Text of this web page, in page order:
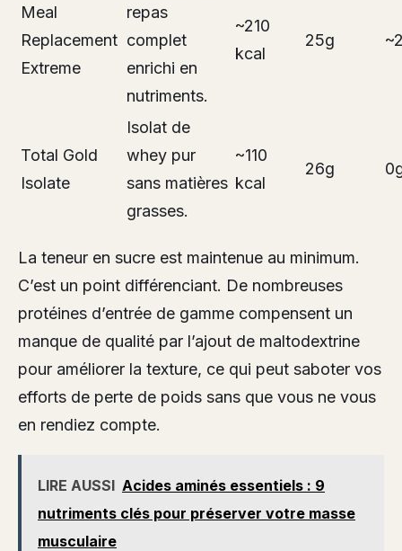
Meal
Replacement
Extreme
repas
complet
enrichi en
nutriments.
~210
kcal
25g
Total Gold
Isolate
Isolat de
whey pur
sans matières
grasses.
~110
kcal
26g
La teneur en sucre est maintenue au minimum.
C’est un point différenciant. De nombreuses
protéines d’entrée de gamme compensent un
manque de qualité par l’ajout de maltodextrine
pour améliorer la texture, ce qui peut saboter vos
efforts de perte de poids sans que vous ne vous
en rendiez compte.
LIRE AUSSI Acides aminés essentiels : 9
nutriments clés pour préserver votre masse
musculaire